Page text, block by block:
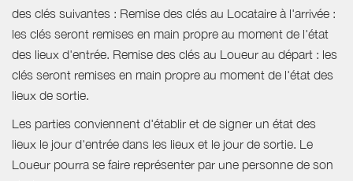
des clés suivantes : Remise des clés au Locataire à l'arrivée :
les clés seront remises en main propre au moment de l'état
des lieux d'entrée. Remise des clés au Loueur au départ : les
clés seront remises en main propre au moment de l'état des
lieux de sortie.
Les parties conviennent d'établir et de signer un état des
lieux le jour d'entrée dans les lieux et le jour de sortie. Le
Loueur pourra se faire représenter par une personne de son